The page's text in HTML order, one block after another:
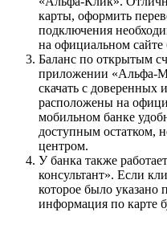
карты, оформить
подключения
на официальном сайте
Баланс по открытым
приложении «Альфа-
скачать с доверенных
расположены на
мобильном банке
доступным остатком,
центром.
У банка также
консультант». Если
которое было указано
информация по карте